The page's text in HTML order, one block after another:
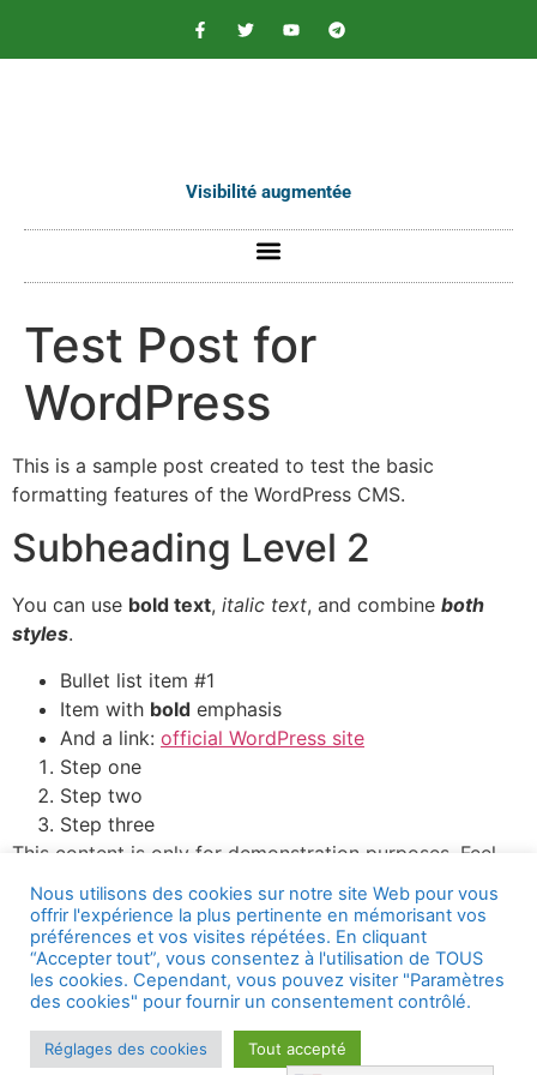
Visibilité augmentée
Test Post for
WordPress
This is a sample post created to test the basic
formatting features of the WordPress CMS.
Subheading Level 2
You can use bold text, italic text, and combine both
styles.
Bullet list item #1
Item with bold emphasis
And a link: official WordPress site
Step one
Step two
Step three
This content is only for demonstration purposes. Feel
free to edit or delete it.
Visibilité augmentée
Nous utilisons des cookies sur notre site Web pour vous
offrir l'expérience la plus pertinente en mémorisant vos
préférences et vos visites répétées. En cliquant
“Accepter tout”, vous consentez à l'utilisation de TOUS
les cookies. Cependant, vous pouvez visiter "Paramètres
des cookies" pour fournir un consentement contrôlé.
Réglages des cookies Tout accepté